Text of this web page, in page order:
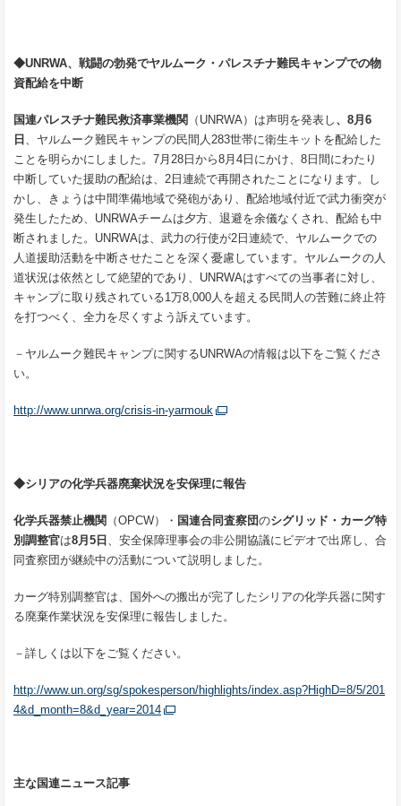
◆UNRWA、戦闘の勃発でヤルムーク・パレスチナ難民キャンプでの物
資配給を中断
国連パレスチナ難民救済事業機関 （UNRWA）は声明を発表し 、 8月 6
日 、ヤルムーク難民キャンプの民間人283世帯に衛生キットを配給した
ことを明らかにしました。7月28日から8月4日にかけ、8日間にわたり
中断していた援助の配給は、2日連続で再開されたことになります。し
かし、きょうは中間準備地域で発砲があり、配給地域付近で武力衝突が
発生したため、UNRWAチームは夕方、退避を余儀なくされ、配給も中
断されました。UNRWAは、武力の行使が2日連続で、ヤルムークでの
人道援助活動を中断させたことを深く憂慮しています。ヤルムークの人
道状況は依然として絶望的であり、UNRWAはすべての当事者に対し、
キャンプに取り残されている1万8,000人を超える民間人の苦難に終止符
を打つべく、全力を尽くすよう訴えています。
－ヤルムーク難民キャンプに関するUNRWAの情報は以下をご覧くださ
い。
http://www.unrwa.org/crisis-in-yarmouk
◆シリアの化学兵器廃棄状況を安保理に報告
化学兵器禁止機関 （OPCW）・ 国連合同査察団のシグリッド・カーグ特
別調整官は8月 5 日 、安全保障理事会の非公開協議にビデオで出席し、合
同査察団が継続中の活動について説明しました。
カーグ特別調整官は、国外への搬出が完了したシリアの化学兵器に関す
る廃棄作業状況を安保理に報告しました。
－詳しくは以下をご覧ください。
http://www.un.org/sg/spokesperson/highlights/index.asp?HighD=8/5/201
4&d_month=8&d_year=2014
主な国連ニュース記事